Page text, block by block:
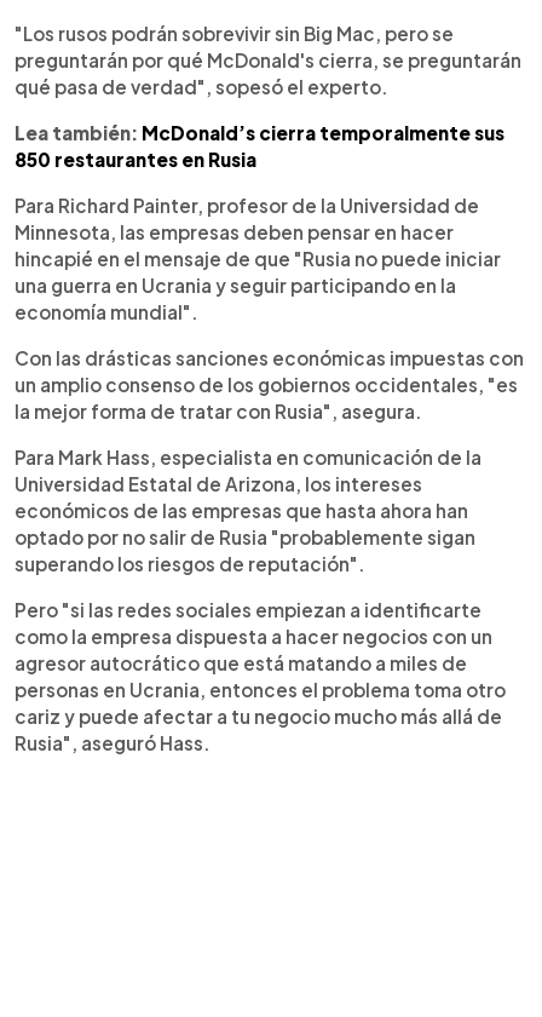
"Los rusos podrán sobrevivir sin Big Mac, pero se
preguntarán por qué McDonald's cierra, se preguntarán
qué pasa de verdad", sopesó el experto.
Lea también: McDonald’s cierra temporalmente sus
850 restaurantes en Rusia
Para Richard Painter, profesor de la Universidad de
Minnesota, las empresas deben pensar en hacer
hincapié en el mensaje de que "Rusia no puede iniciar
una guerra en Ucrania y seguir participando en la
economía mundial".
Con las drásticas sanciones económicas impuestas con
un amplio consenso de los gobiernos occidentales, "es
la mejor forma de tratar con Rusia", asegura.
Para Mark Hass, especialista en comunicación de la
Universidad Estatal de Arizona, los intereses
económicos de las empresas que hasta ahora han
optado por no salir de Rusia "probablemente sigan
superando los riesgos de reputación".
Pero "si las redes sociales empiezan a identificarte
como la empresa dispuesta a hacer negocios con un
agresor autocrático que está matando a miles de
personas en Ucrania, entonces el problema toma otro
cariz y puede afectar a tu negocio mucho más allá de
Rusia", aseguró Hass.